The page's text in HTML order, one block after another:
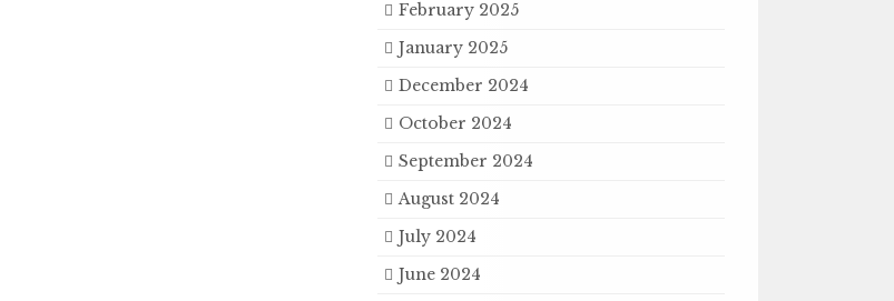
February 2025
January 2025
December 2024
October 2024
September 2024
August 2024
July 2024
June 2024